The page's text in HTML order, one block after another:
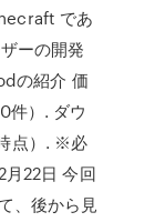
であ
ーの開発
の紹介 価
件）. ダウ
点）. ※必
22日 今回
、後から見